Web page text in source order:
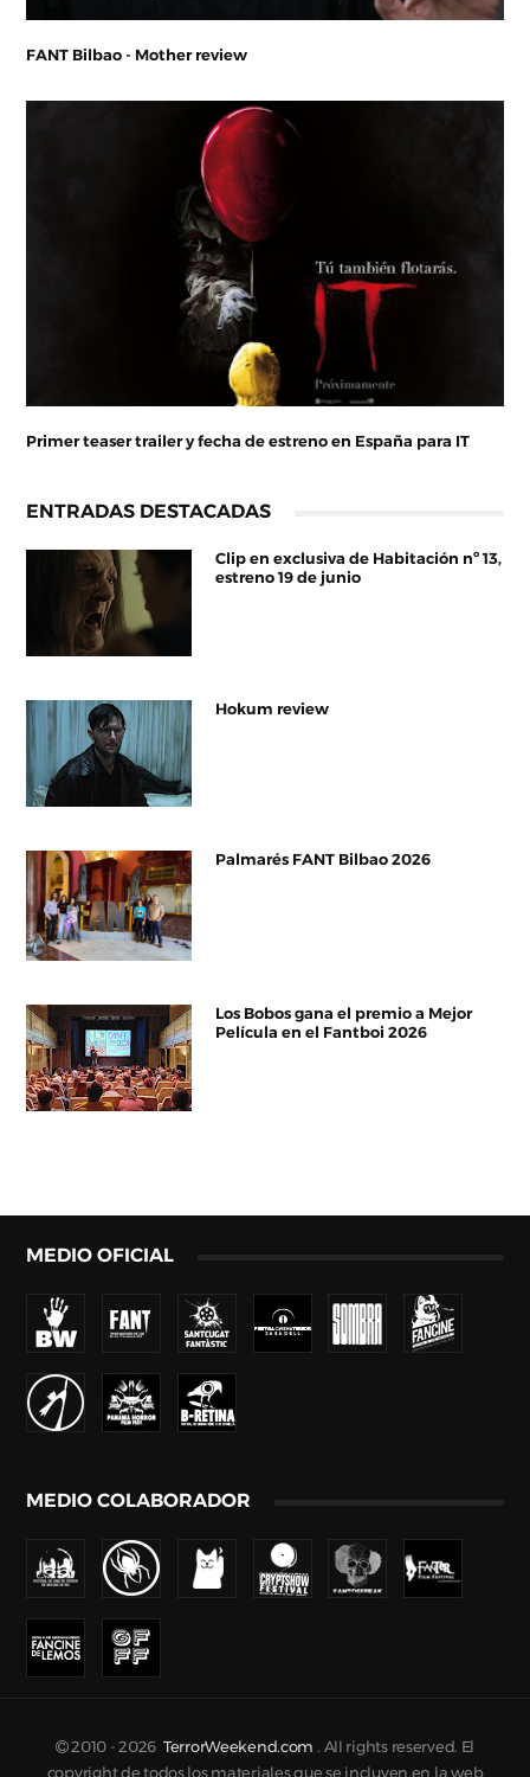
FANT Bilbao - Mother review
Primer teaser trailer y fecha de estreno en España para IT
ENTRADAS DESTACADAS
Clip en exclusiva de Habitación nº 13,
estreno 19 de junio
Hokum review
Palmarés FANT Bilbao 2026
Los Bobos gana el premio a Mejor
Película en el Fantboi 2026
MEDIO OFICIAL
MEDIO COLABORADOR
2010 -2026 TerrorWeekend.com . All rights reserved. El
copyright de todos los materiales que se incluyen en la web